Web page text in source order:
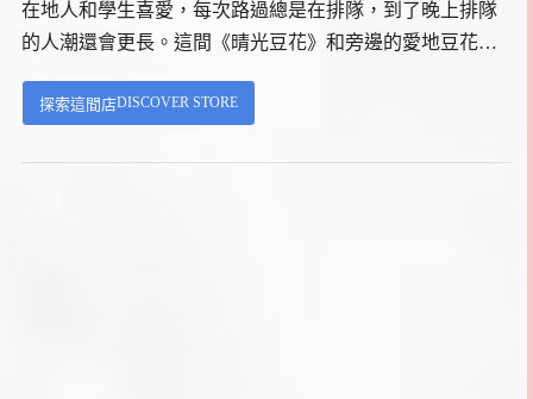
在地人和學生喜愛，每次路過總是在排隊，到了晚上排隊
的人潮還會更長。這間《晴光豆花》和旁邊的愛地豆花，
學生時代就開始吃，一吃就是十幾二十年。...
探索這間店DISCOVER STORE